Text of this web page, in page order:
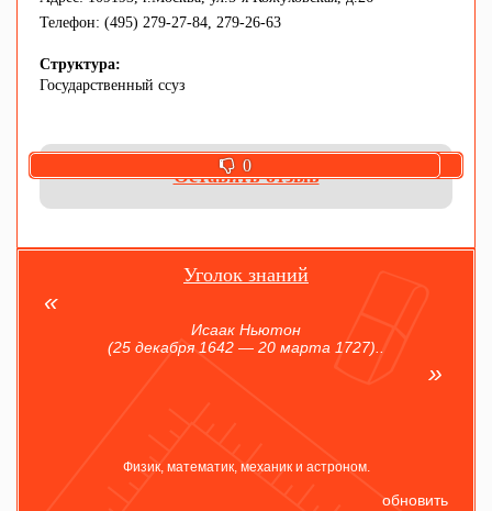
Телефон: (495) 279-27-84, 279-26-63
Структура:
Государственный ссуз
Оставить отзыв
0
Уголок знаний
Исаак Ньютон
(25 декабря 1642 — 20 марта 1727)..
Физик, математик, механик и астроном.
обновить